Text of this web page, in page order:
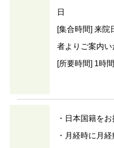
日
[集合時間] 来院
者よりご案内い
[所要時間] 1時
・日本国籍を
・月経時に月